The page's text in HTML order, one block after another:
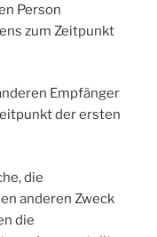
Person
zum Zeitpunkt
Empfänger
der ersten
die
anderen Zweck
die